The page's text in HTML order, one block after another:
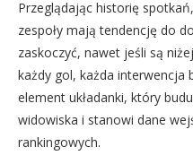
Przeglądając historię
zespoły mają tendencję do
zaskoczyć, nawet jeśli są
każdy gol, każda interwencja
element układanki, który
widowiska i stanowi dane
rankingowych.